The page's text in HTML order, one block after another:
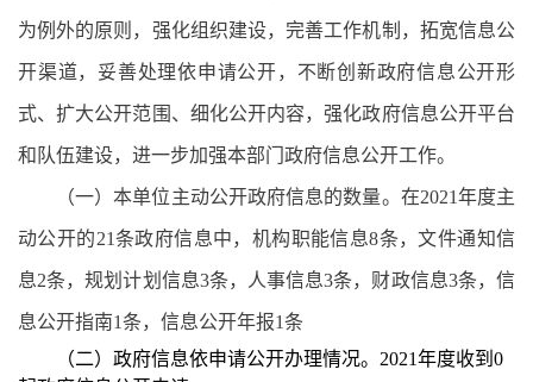
为例外的原则，强化组织建设，完善工作机制，拓宽信息公
开渠道，妥善处理依申请公开，不断创新政府信息公开形
式、扩大公开范围、细化公开内容，强化政府信息公开平台
和队伍建设，进一步加强本部门政府信息公开工作。
（一）本单位主动公开政府信息的数量。在2021年度主
动公开的21条政府信息中，机构职能信息8条，文件通知信
息2条，规划计划信息3条，人事信息3条，财政信息3条，信
息公开指南1条，信息公开年报1条
（二）政府信息依申请公开办理情况。2021年度收到0